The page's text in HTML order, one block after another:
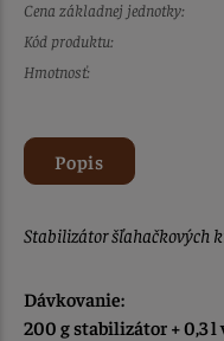
Cena základnej jednotky:
Kód produktu:
Hmotnosť:
Popis
Stabilizátor šľahačkových
Dávkovanie:
200 g stabilizátor + 0,3 l